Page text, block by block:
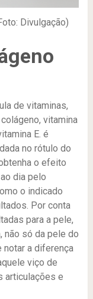
Divulgação)
de vitaminas,
vitamina
E. é
no rótulo do
o efeito
dia pelo
o indicado
Por conta
para a pele,
não só da pele do
notar a diferença
viço de
articulações e